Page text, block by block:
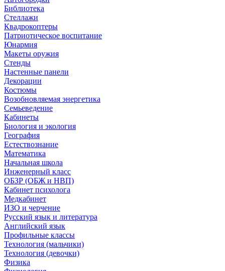
Библиотека
Стеллажи
Квадрокоптеры
Патриотическое воспитание
Юнармия
Макеты оружия
Стенды
Настенные панели
Декорации
Костюмы
Возобновляемая энергетика
Семьеведение
Кабинеты
Биология и экология
География
Естествознание
Математика
Начальная школа
Инженерный класс
ОБЗР (ОБЖ и НВП)
Кабинет психолога
Медкабинет
ИЗО и черчение
Русский язык и литература
Английский язык
Профильные классы
Технология (мальчики)
Технология (девочки)
Физика